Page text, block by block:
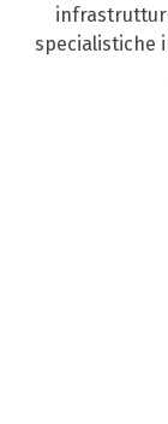
specialistiche